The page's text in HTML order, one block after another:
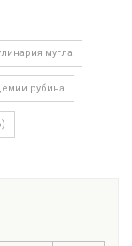
мугла
рубина